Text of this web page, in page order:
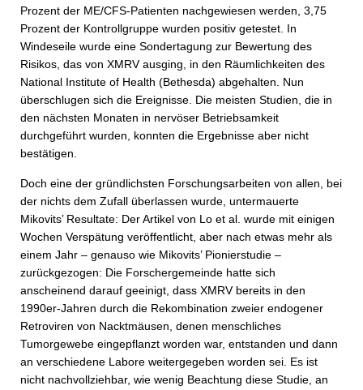
Prozent der ME/CFS-Patienten nachgewiesen werden, 3,75
Prozent der Kontrollgruppe wurden positiv getestet. In
Windeseile wurde eine Sondertagung zur Bewertung des
Risikos, das von XMRV ausging, in den Räumlichkeiten des
National Institute of Health (Bethesda) abgehalten. Nun
überschlugen sich die Ereignisse. Die meisten Studien, die in
den nächsten Monaten in nervöser Betriebsamkeit
durchgeführt wurden, konnten die Ergebnisse aber nicht
bestätigen.
Doch eine der gründlichsten Forschungsarbeiten von allen, bei
der nichts dem Zufall überlassen wurde, untermauerte
Mikovits’ Resultate: Der Artikel von Lo et al. wurde mit einigen
Wochen Verspätung veröffentlicht, aber nach etwas mehr als
einem Jahr – genauso wie Mikovits’ Pionierstudie –
zurückgezogen: Die Forschergemeinde hatte sich
anscheinend darauf geeinigt, dass XMRV bereits in den
1990er-Jahren durch die Rekombination zweier endogener
Retroviren von Nacktmäusen, denen menschliches
Tumorgewebe eingepflanzt worden war, entstanden und dann
an verschiedene Labore weitergegeben worden sei. Es ist
nicht nachvollziehbar, wie wenig Beachtung diese Studie, an